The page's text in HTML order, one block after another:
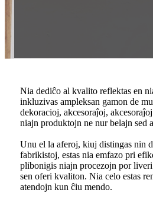
Nia dediĉo al kvalito reflektas en
inkluzivas ampleksan gamon de
dekoracioj, akcesoraĵoj,
niajn produktojn ne nur belajn sed
Unu el la aferoj, kiuj distingas nin
fabrikistoj, estas nia emfazo pri
plibonigis niajn procezojn por
sen oferi kvaliton. Nia celo estas
atendojn kun ĉiu mendo.